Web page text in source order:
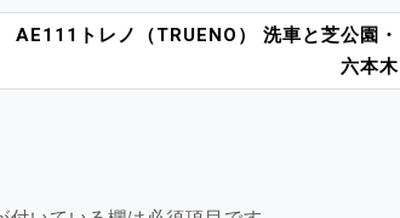
AE111トレノ（TRUENO） 洗車と芝公園・
六本木